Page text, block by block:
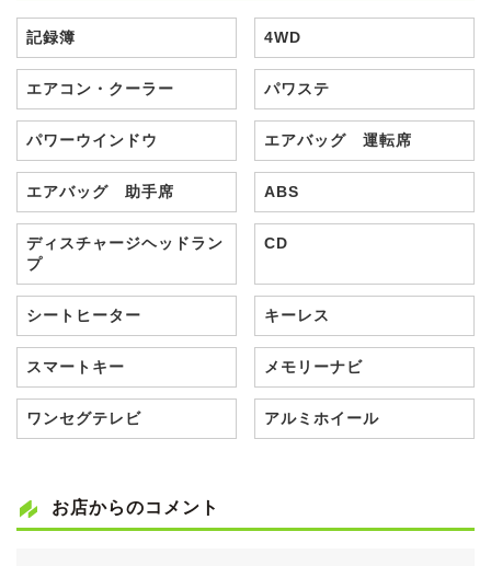
記録簿 4WD
エアコン・クーラー パワステ
パワーウインドウ エアバッグ 運転席
エアバッグ 助手席 ABS
ディスチャージヘッドラン
プ
CD
シートヒーター キーレス
スマートキー メモリーナビ
ワンセグテレビ アルミホイール
お店からのコメント